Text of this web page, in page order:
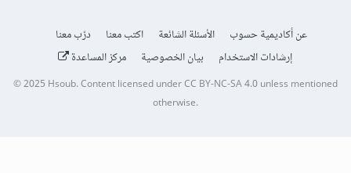
عن أكاديمية حسوب الأسئلة الشائعة اكتب معنا
درّب معنا
إرشادات الاستخدام
بيان الخصوصية مركز المساعدة
© 2025 Hsoub.Content licensed underCC BY-NC-SA 4.0unless mentioned
otherwise.